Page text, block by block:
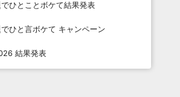
ひとことボケて結果発表
ひと言ボケて キャンペーン
結果発表